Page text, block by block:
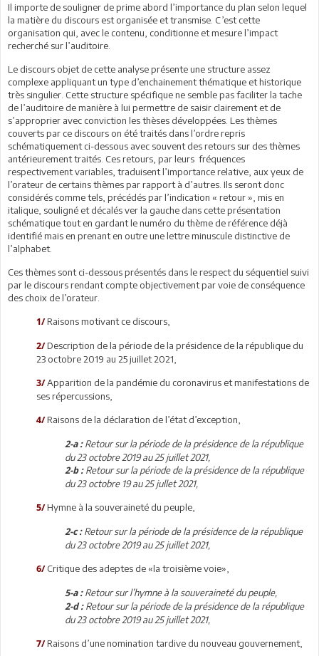
Il importe de souligner de prime abord l’importance du plan selon lequel
la matière du discours est organisée et transmise. C’est cette
organisation qui, avec le contenu, conditionne et mesure l’impact
recherché sur l’auditoire.
Le discours objet de cette analyse présente une structure assez
complexe appliquant un type d’enchainement thématique et historique
très singulier. Cette structure spécifique ne semble pas faciliter la tache
de l’auditoire de manière à lui permettre de saisir clairement et de
s’approprier avec conviction les thèses développées. Les thèmes
couverts par ce discours on été traités dans l’ordre repris
schématiquement ci-dessous avec souvent des retours sur des thèmes
antérieurement traités. Ces retours, par leurs fréquences
respectivement variables, traduisent l’importance relative, aux yeux de
l’orateur de certains thèmes par rapport à d’autres. Ils seront donc
considérés comme tels, précédés par l’indication « retour », mis en
italique, souligné et décalés ver la gauche dans cette présentation
schématique tout en gardant le numéro du thème de référence déjà
identifié mais en prenant en outre une lettre minuscule distinctive de
l’alphabet.
Ces thèmes sont ci-dessous présentés dans le respect du séquentiel suivi
par le discours rendant compte objectivement par voie de conséquence
des choix de l’orateur.
1/Raisons motivant ce discours,
2/Description de la période de la présidence de la république du
23 octobre 2019 au 25 juillet 2021,
3/Apparition de la pandémie du coronavirus et manifestations de
ses répercussions,
4/Raisons de la déclaration de l’état d’exception,
2-a :Retour sur la période de la présidence de la république
du 23 octobre 2019 au 25 juillet 2021,
2-b :Retour sur la période de la présidence de la république
du 23octobre 19 au 25 jullet 2021,
5/Hymne à la souveraineté du peuple,
2-c :Retour sur la période de la présidence de la république
du 23 octobre 2019 au 25 juillet 2021,
6/Critique des adeptes de «la troisième voie»,
5-a :Retour sur l’hymne à la souveraineté du peuple,
2-d :Retour sur la période de la présidence de la république
du 23 octobre 2019 au 25 juillet 2021,
7/Raisons d’une nomination tardive du nouveau gouvernement,